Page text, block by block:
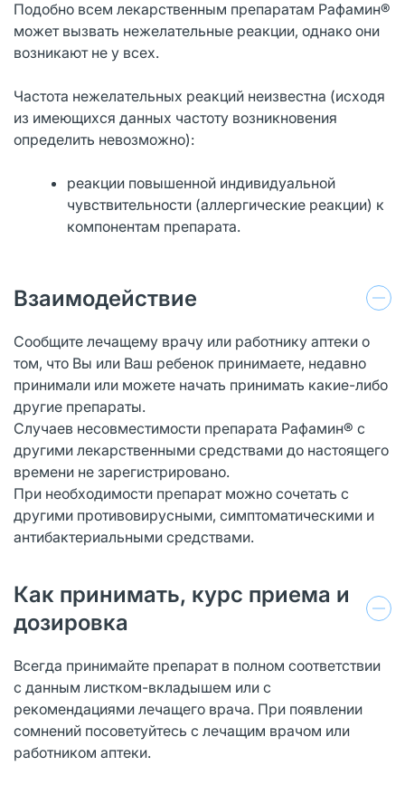
Подобно всем лекарственным препаратам Рафамин®
может вызвать нежелательные реакции, однако они
возникают не у всех.
Частота нежелательных реакций неизвестна (исходя
из имеющихся данных частоту возникновения
определить невозможно):
реакции повышенной индивидуальной
чувствительности (аллергические реакции) к
компонентам препарата.
Взаимодействие
Сообщите лечащему врачу или работнику аптеки о
том, что Вы или Ваш ребенок принимаете, недавно
принимали или можете начать принимать какие-либо
другие препараты.
Случаев несовместимости препарата Рафамин® с
другими лекарственными средствами до настоящего
времени не зарегистрировано.
При необходимости препарат можно сочетать с
другими противовирусными, симптоматическими и
антибактериальными средствами.
Как принимать, курс приема и
дозировка
Всегда принимайте препарат в полном соответствии
с данным листком-вкладышем или с
рекомендациями лечащего врача. При появлении
сомнений посоветуйтесь с лечащим врачом или
работником аптеки.